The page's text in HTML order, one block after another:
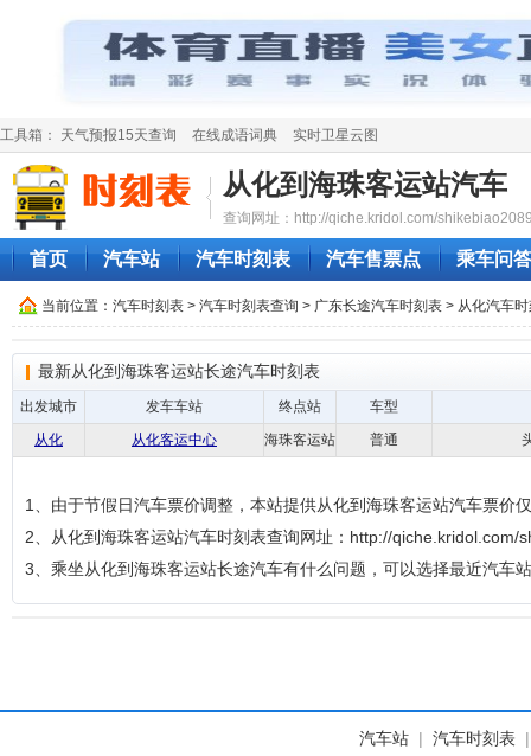
工具箱： 天气预报15天查询 在线成语词典 实时卫星云图
从化到海珠客运站汽车
查询网址：http://qiche.kridol.com/
首页 汽车站 汽车时刻表 汽车售票点 乘车问答
当前位置： 汽车时刻表 > 汽车时刻表查询 > 广东长途汽车时刻表 > 从化汽车
最新从化到海珠客运站长途汽车时刻表
出发城市 发车车站 终点站
车型
从化
从化客运中心 海珠客运站 普通
1、由于节假日汽车票价调整，本站提供从化到海珠客运站汽车票价
2、从化到海珠客运站汽车时刻表查询网址：http://qiche.kridol.com/
3、乘坐从化到海珠客运站长途汽车有什么问题，可以选择最近汽车
汽车站 | 汽车时刻表